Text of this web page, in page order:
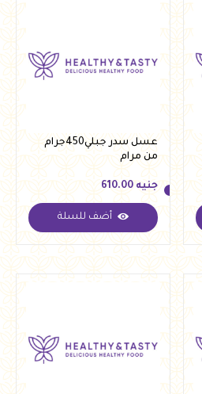
عسل سدر جبلي450جرام
من مرام
جنيه
جنيه 610.00
أضف للسلة